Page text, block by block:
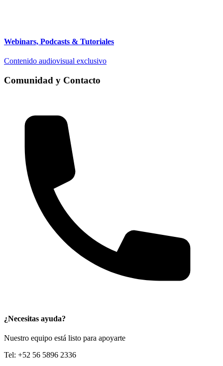
Webinars, Podcasts & Tutoriales
Contenido audiovisual exclusivo
Comunidad y Contacto
¿Necesitas ayuda?
Nuestro equipo está listo para apoyarte
Tel: +52 56 5896 2336